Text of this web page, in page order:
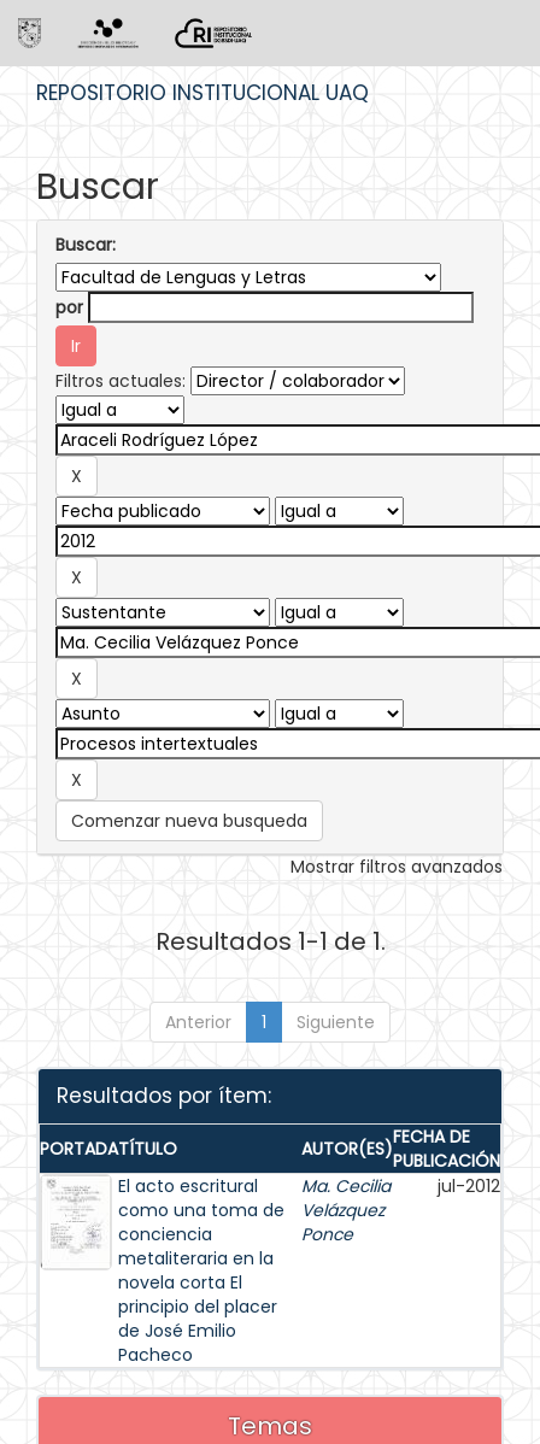
REPOSITORIO INSTITUCIONAL UAQ
Buscar
Buscar:
por
Filtros actuales:
Comenzar nueva busqueda
Mostrar filtros avanzados
Resultados 1-1 de 1.
Anterior 1 Siguiente
Resultados por ítem:
PORTADATÍTULO AUTOR(ES)FECHA DE
PUBLICACIÓN
El acto escritural
como una toma de
conciencia
metaliteraria en la
novela corta El
principio del placer
de José Emilio
Pacheco
Ma. Cecilia
Velázquez
Ponce
jul-2012
Temas